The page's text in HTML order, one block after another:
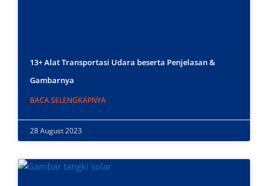
13+ Alat Transportasi Udara beserta Penjelasan &
Gambarnya
BACA SELENGKAPNYA
28 August 2023